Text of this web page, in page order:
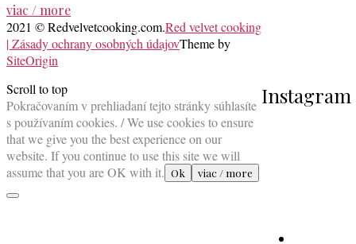
viac / more
Instagram
2021 © Redvelvetcooking.com.Red velvet cooking
| Zásady ochrany osobných údajovTheme by
SiteOrigin
Scroll to top
Pokračovaním v prehliadaní tejto stránky súhlasíte
s používaním cookies. / We use cookies to ensure
that we give you the best experience on our
website. If you continue to use this site we will
assume that you are OK with it. Ok viac / more